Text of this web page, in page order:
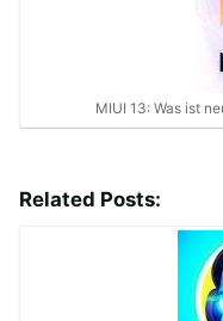
MIUI 13: Was ist
Related Posts: